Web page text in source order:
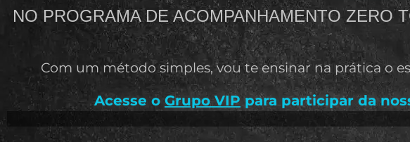
NO PROGRAMA DE ACOMPANHAMENTO ZERO
Com um método simples, vou te ensinar na prática o
Acesse o Grupo VIP para participar da